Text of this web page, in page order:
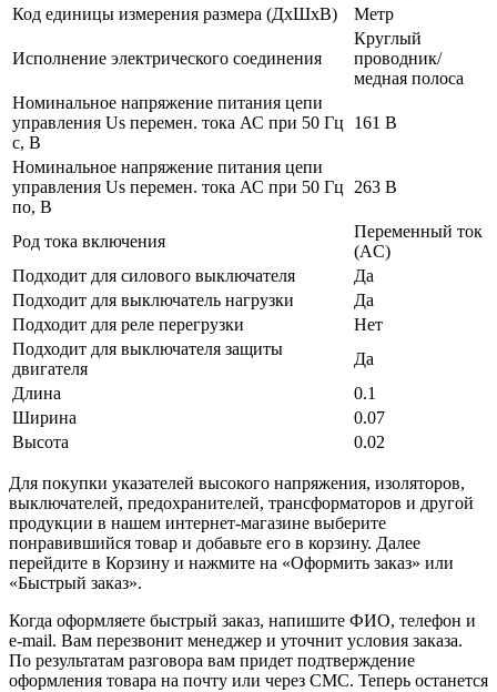
Код единицы измерения размера (ДхШхВ)
Метр
Исполнение электрического соединения
Круглый
проводник/
медная полоса
Номинальное напряжение питания цепи
управления Us перемен. тока АС при 50 Гц
с, В
161 В
Номинальное напряжение питания цепи
управления Us перемен. тока АС при 50 Гц
по, В
263 В
Род тока включения
Переменный ток
(AC)
Подходит для силового выключателя
Да
Подходит для выключатель нагрузки
Да
Подходит для реле перегрузки
Нет
Подходит для выключателя защиты
двигателя
Да
Длина
0.1
Ширина
0.07
Высота
0.02
Для покупки указателей высокого напряжения, изоляторов,
выключателей, предохранителей, трансформаторов и другой
продукции в нашем интернет-магазине выберите
понравившийся товар и добавьте его в корзину. Далее
перейдите в Корзину и нажмите на «Оформить заказ» или
«Быстрый заказ».
Когда оформляете быстрый заказ, напишите ФИО, телефон и
e-mail. Вам перезвонит менеджер и уточнит условия заказа.
По результатам разговора вам придет подтверждение
оформления товара на почту или через СМС. Теперь останется